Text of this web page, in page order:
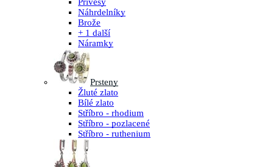
Náhrdelníky
Brože
+ 1 další
Náramky
Prsteny
Žluté zlato
Bílé zlato
Stříbro - rhodium
Stříbro - pozlacené
Stříbro - ruthenium